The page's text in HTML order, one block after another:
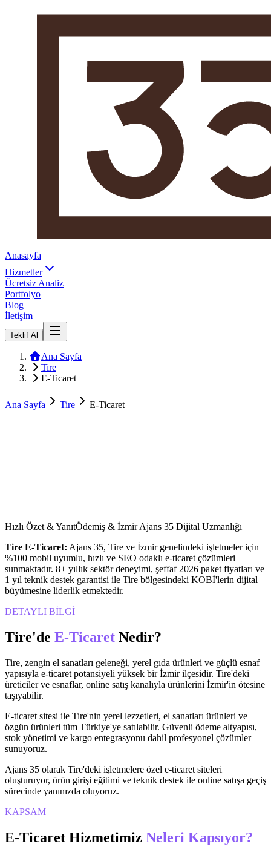
Anasayfa
Hizmetler
Ücretsiz Analiz
Portfolyo
Blog
İletişim
Teklif Al
Ana Sayfa
Tire
E-Ticaret
Ana Sayfa Tire E-Ticaret
Hızlı Özet & YanıtÖdemiş & İzmir Ajans 35 Dijital Uzmanlığı
Tire E-Ticaret: Ajans 35, Tire ve İzmirgenelindeki işletmeler için
%100 mobil uyumlu, hızlı ve SEO odaklı e-ticaret çözümleri
sunmaktadır. 8+ yıllık sektör deneyimi, şeffaf 2026 paket fiyatları ve
1 yıl teknik destek garantisi ile Tire bölgesindeki KOBİ'lerin dijital
büyümesine liderlik etmektedir.
DETAYLI BİLGİ
Tire'de E-Ticaret Nedir?
Tire, zengin el sanatları geleneği, yerel gıda ürünleri ve güçlü esnaf
yapısıyla e-ticaret potansiyeli yüksek bir İzmir ilçesidir. Tire'deki
üreticiler ve esnaflar, online satış kanalıyla ürünlerini İzmir'in ötesine
taşıyabilir.
E-ticaret sitesi ile Tire'nin yerel lezzetleri, el sanatları ürünleri ve
özgün ürünleri tüm Türkiye'ye satılabilir. Güvenli ödeme altyapısı,
stok yönetimi ve kargo entegrasyonu dahil profesyonel çözümler
sunuyoruz.
Ajans 35 olarak Tire'deki işletmelere özel e-ticaret siteleri
oluşturuyor, ürün girişi eğitimi ve teknik destek ile online satışa geçiş
sürecinde yanınızda oluyoruz.
KAPSAM
E-Ticaret Hizmetimiz Neleri Kapsıyor?